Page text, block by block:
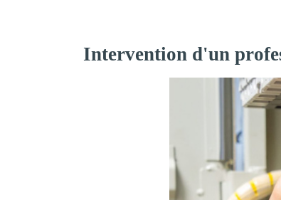
Intervention d'un